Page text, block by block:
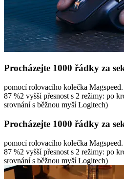
Procházejte 1000 řádky za
pomocí rolovacího kolečka
87 %2 vyšší přesnost s 2 režimy: po
srovnání s běžnou myší Logitech)
Procházejte 1000 řádky za
pomocí rolovacího kolečka
87 %2 vyšší přesnost s 2 režimy: po
srovnání s běžnou myší Logitech)